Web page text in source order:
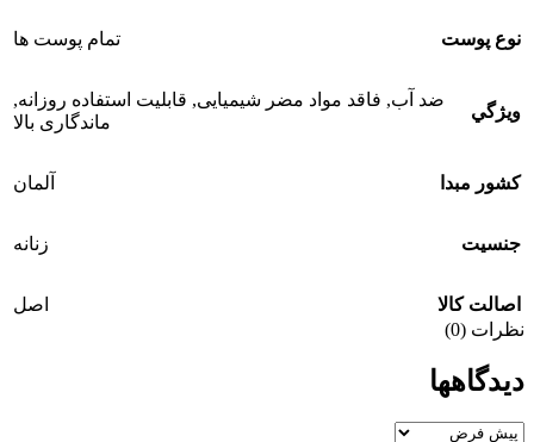
نوع پوست تمام پوست ها
ويژگي
ضد آب, فاقد مواد مضر شیمیایی, قابلیت استفاده روزانه,
ماندگاری بالا
کشور مبدا آلمان
جنسيت زنانه
اصالت کالا
اصل
نظرات (0)
دیدگاهها